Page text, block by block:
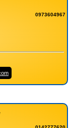
0973604967